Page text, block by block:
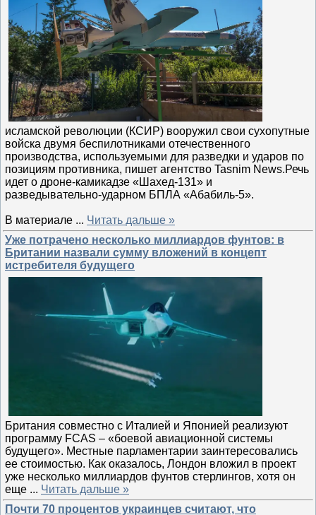
исламской революции (КСИР) вооружил свои сухопутные
войска двумя беспилотниками отечественного
производства, используемыми для разведки и ударов по
позициям противника, пишет агентство Tasnim News.Речь
идет о дроне-камикадзе «Шахед-131» и
разведывательно-ударном БПЛА «Абабиль-5».
В материале ... Читать дальше »
Уже потрачено несколько миллиардов фунтов: в
Британии назвали сумму вложений в концепт
истребителя будущего
Британия совместно с Италией и Японией реализуют
программу FCAS – «боевой авиационной системы
будущего». Местные парламентарии заинтересовались
ее стоимостью. Как оказалось, Лондон вложил в проект
уже несколько миллиардов фунтов стерлингов, хотя он
еще ... Читать дальше »
Почти 70 процентов украинцев считают, что